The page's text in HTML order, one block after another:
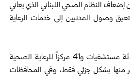
إضعاف النظام الصحي اللبناني الذي يعاني
وصول المدنيين إلى خدمات الرعاية
وأشار إلى استمرار إغلاق ثلاثة مستشفيات و41 مركزاً للرعاية الصحية
منها بشكل جزئي فقط، وفي المحافظات